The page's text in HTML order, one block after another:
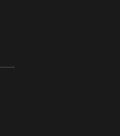
ORADEA, 8